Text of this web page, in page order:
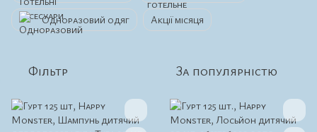
Одноразовий одяг Акції місяця
Фільтр За популярністю